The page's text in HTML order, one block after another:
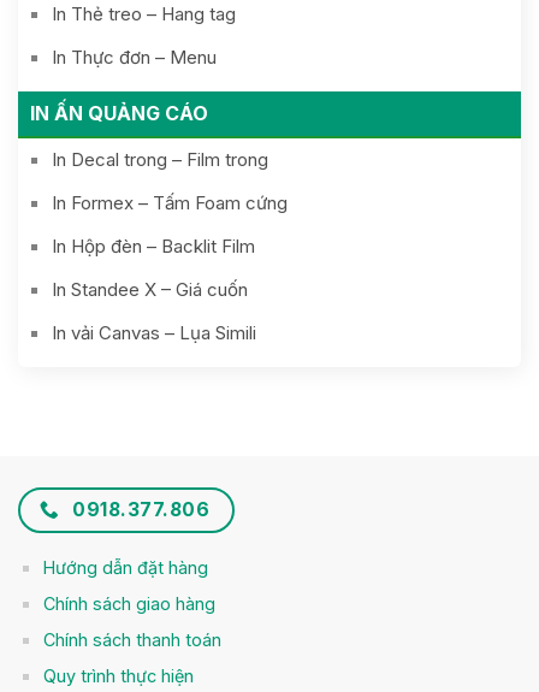
In Thẻ treo – Hang tag
In Thực đơn – Menu
IN ẤN QUẢNG CÁO
In Decal trong – Film trong
In Formex – Tấm Foam cứng
In Hộp đèn – Backlit Film
In Standee X – Giá cuốn
In vải Canvas – Lụa Simili
0918.377.806
Hướng dẫn đặt hàng
Chính sách giao hàng
Chính sách thanh toán
Quy trình thực hiện